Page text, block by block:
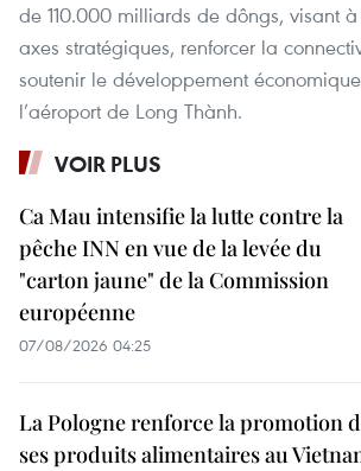
de 110.000 milliards de dôngs, visant
axes stratégiques, renforcer la
soutenir le développement
l’aéroport de Long Thành.
VOIR PLUS
Ca Mau intensifie la lutte contre la
pêche INN en vue de la levée du
"carton jaune" de la Commission
européenne
07/08/2026 04:25
La Pologne renforce la promotion
ses produits alimentaires au